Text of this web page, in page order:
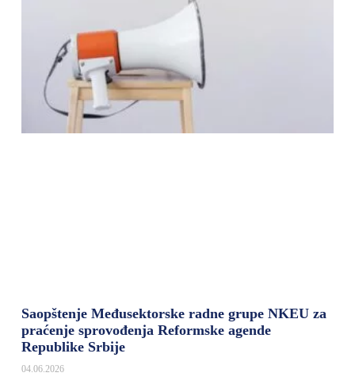
Saopštenje Međusektorske radne grupe NKEU za
praćenje sprovođenja Reformske agende
Republike Srbije
04.06.2026